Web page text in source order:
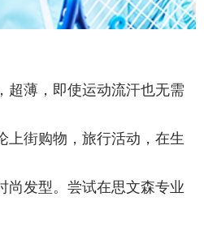
超薄，即使运动流汗也无需
上街购物，旅行活动，在生
尚发型。尝试在思文森专业